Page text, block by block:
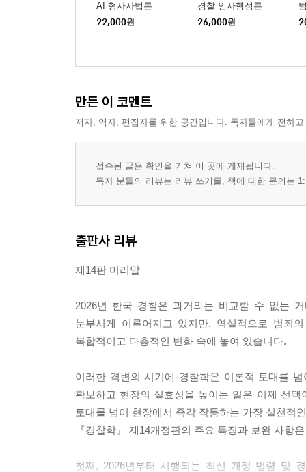
AI 형사사법론
22,000원
경찰 인사행정론
26,000원
만든 이 코멘트
저자, 역자, 편집자를 위한 공간입니다. 독자들에게 전하
접수된 글은 확인을 거쳐 이 곳에 게재됩니다.
독자 분들의 리뷰는 리뷰 쓰기를, 책에 대한 문의는
출판사 리뷰
제14판 머리말
2026년 한국 경찰은 과거와는 비교할 수 없는
눈부시게 이루어지고 있지만, 역설적으로 범죄
복합적이고 다층적인 변화 속에 놓여 있습니다.
이러한 격변의 시기에 경찰학은 이론적 토대를
확보하고 현장의 실효성을 높이는 일은 이제 선
토대를 넘어 현장에서 즉각 작동하는 가장 실천적
『경찰학』 제14개정판의 주요 특징과 보완 사항
첫째, 2026년부터 시행되는 최신 개정 법령 및